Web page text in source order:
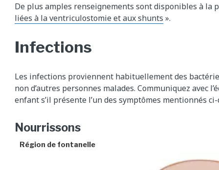
De plus amples renseignements sont disponibles à la
liées à la ventriculostomie et aux shunts ».
Infections
Les infections proviennent habituellement des
non d’autres personnes malades. Communiquez avec
enfant s’il présente l’un des symptômes mentionnés ci-
Nourrissons
Région de fontanelle